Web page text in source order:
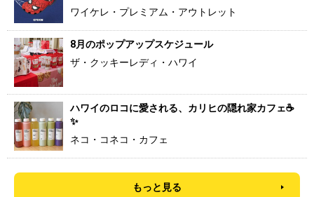
ワイケレ・プレミアム・アウトレット
8月のポップアップスケジュール
ザ・クッキーレディ・ハワイ
ハワイのロコに愛される、カリヒの隠れ家カフェ☕
✨
ネコ・コネコ・カフェ
もっと見る